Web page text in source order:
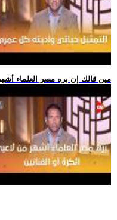
.. مين قالك إن بره مصر العلماء